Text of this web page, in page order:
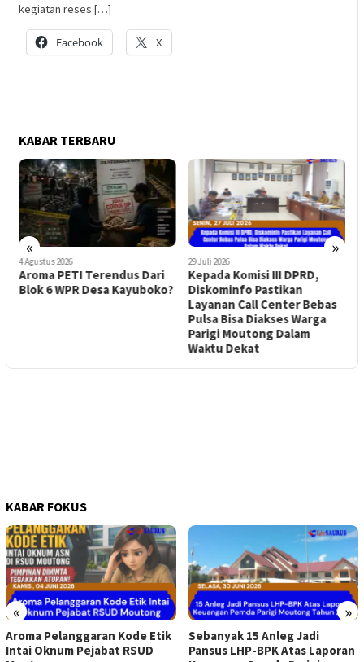
kegiatan reses […]
Facebook X
KABAR TERBARU
« »
4 Agustus 2026
Aroma PETI Terendus Dari
Blok 6 WPR Desa Kayuboko?
29 Juli 2026
Kepada Komisi III DPRD,
Diskominfo Pastikan
Layanan Call Center Bebas
Pulsa Bisa Diakses Warga
Parigi Moutong Dalam
Waktu Dekat
KABAR FOKUS
« »
Aroma Pelanggaran Kode Etik
Intai Oknum Pejabat RSUD
Sebanyak 15 Anleg Jadi
Pansus LHP-BPK Atas Laporan